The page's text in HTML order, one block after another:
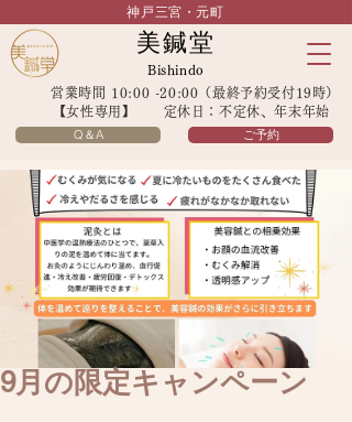
神戸三宮・元町
美鍼堂
Bishindo
営業時間 10:00 -20:00（最終予約受付19時）
【女性専用】 定休日：不定休、年末年始
Q＆A ご予約
9月の限定キャンペーン